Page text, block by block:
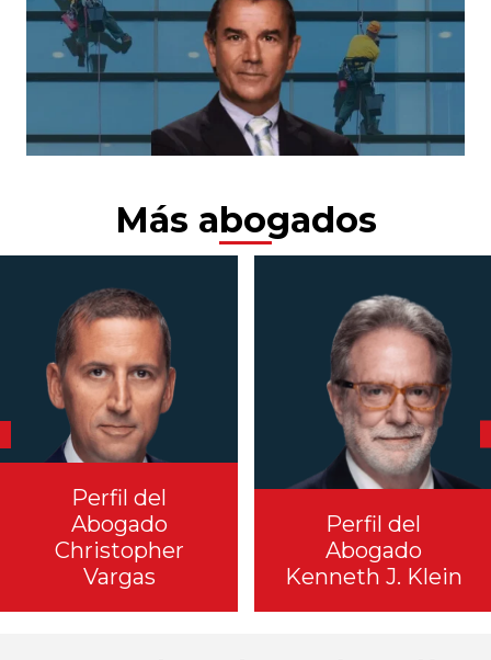
Más abogados
Perfil del
Abogado
Christopher
Vargas
Perfil del
Abogado
Kenneth J. Klein